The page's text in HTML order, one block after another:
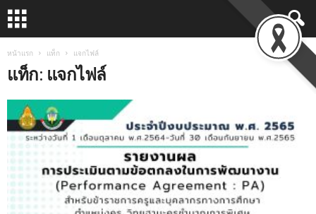
หน้าแรก แท็ก แจกไฟล์
แท็ก: แจกไฟล์